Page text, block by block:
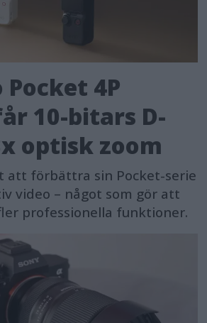
Pocket 4P
10-bitars D-
optisk zoom
att förbättra sin Pocket-serie
video – något som gör att
professionella funktioner.